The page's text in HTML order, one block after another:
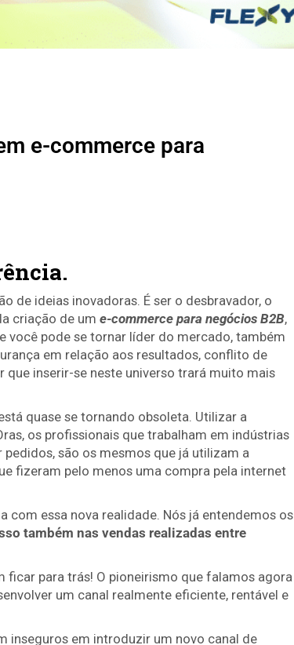
e-commerce para
de ideias inovadoras. É ser o desbravador, o
criação de um e-commerce para negócios B2B,
você pode se tornar líder do mercado, também
em relação aos resultados, conflito de
inserir-se neste universo trará muito mais
quase se tornando obsoleta. Utilizar a
os profissionais que trabalham em indústrias
são os mesmos que já utilizam a
fizeram pelo menos uma compra pela internet
com essa nova realidade. Nós já entendemos os
também nas vendas realizadas entre
ficar para trás! O pioneirismo que falamos agora
um canal realmente eficiente, rentável e
inseguros em introduzir um novo canal de